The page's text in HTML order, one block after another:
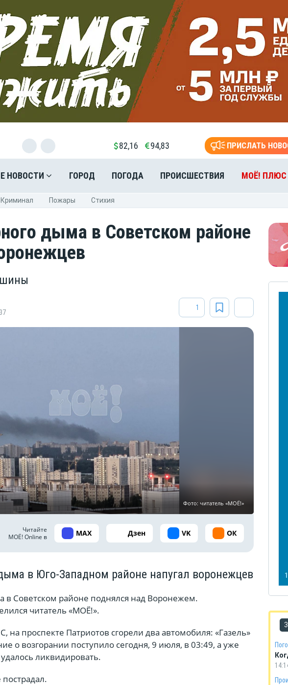
82,16 94,83 ПРИСЛАТЬ
НОВОСТИ ГОРОД ПОГОДА ПРОИСШЕСТВИЯ МОЁ! ПЛЮС
Криминал Пожары Стихия
дыма в Советском районе
1
Фото: читатель «МОЁ!»
Читайте
МОЁ! Online в
MAX Дзен VK ОК
в Юго-Западном районе напугал воронежцев
в Советском районе поднялся над Воронежем.
читатель «МОЁ!».
на проспекте Патриотов сгорели два автомобиля: «Газель»
о возгорании поступило сегодня, 9 июля, в 03:49, а уже
ликвидировать.